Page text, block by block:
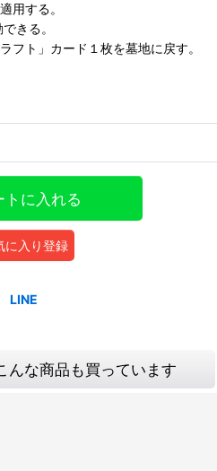
用する。
きる。
フト」カード１枚を墓地に戻す。
トに入れる
に入り登録
んな商品も買っています